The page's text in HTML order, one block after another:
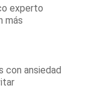
experto
más
con ansiedad